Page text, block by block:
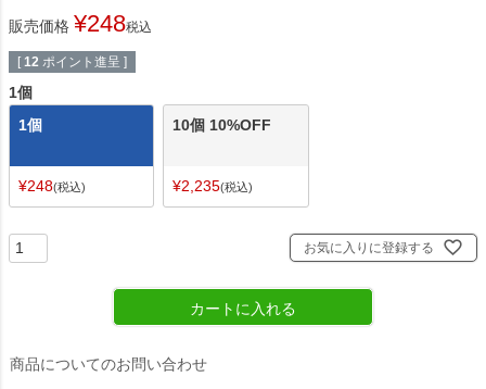
販売価格 ¥248税込
[ 12 ポイント進呈 ]
1個
1個
¥248 税込
10個 10%OFF
¥2,235 税込
お気に入りに登録する
カートに入れる
商品についてのお問い合わせ